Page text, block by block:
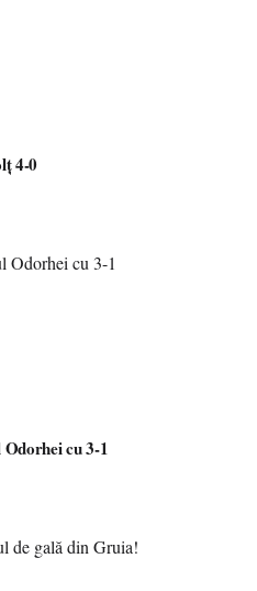
4-0
Odorhei cu 3-1